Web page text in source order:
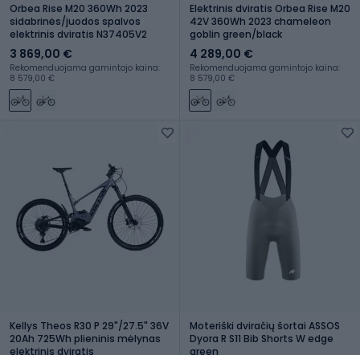
Orbea Rise M20 360Wh 2023
sidabrinės/juodos spalvos
elektrinis dviratis N37405V2
3 869,00 €
Rekomenduojama gamintojo kaina:
8 579,00 €
Elektrinis dviratis Orbea Rise M20
42V 360Wh 2023 chameleon
goblin green/black
4 289,00 €
Rekomenduojama gamintojo kaina:
8 579,00 €
Kellys Theos R30 P 29"/27.5" 36V
20Ah 725Wh plieninis mėlynas
elektrinis dviratis
Moteriški dviračių šortai ASSOS
Dyora R S11 Bib Shorts W edge
green